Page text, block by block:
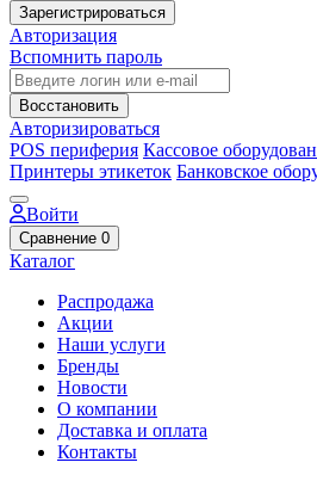
Зарегистрироваться
Авторизация
Вспомнить пароль
Восстановить
Авторизироваться
POS периферия Кассовое
Принтеры этикеток Банковское
Войти
Сравнение 0
Каталог
Распродажа
Акции
Наши услуги
Бренды
Новости
О компании
Доставка и оплата
Контакты